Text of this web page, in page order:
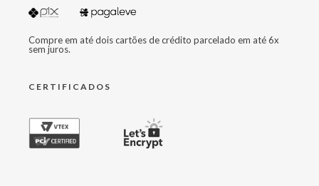
Compre em até dois cartões de crédito parcelado em até 6x
sem juros.
CERTIFICADOS